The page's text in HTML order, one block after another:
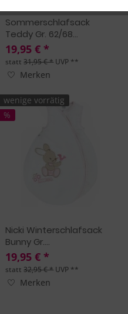
Sommerschlafsack
Teddy Gr. 62/68...
19,95 € *
statt31,95 € * UVP **
Merken
wenige vorrätig
%
Nicki Winterschlafsack
Bunny Gr....
19,95 € *
statt32,95 € * UVP **
Merken